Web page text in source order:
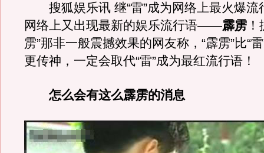
搜狐娱乐讯 继“雷”成为网络上最火爆流
网络上又出现最新的娱乐流行语——霹雳
雳”那非一般震撼效果的网友称，“霹雳”比“
更传神，一定会取代“雷”成为最红流行语！
怎么会有这么霹雳的消息